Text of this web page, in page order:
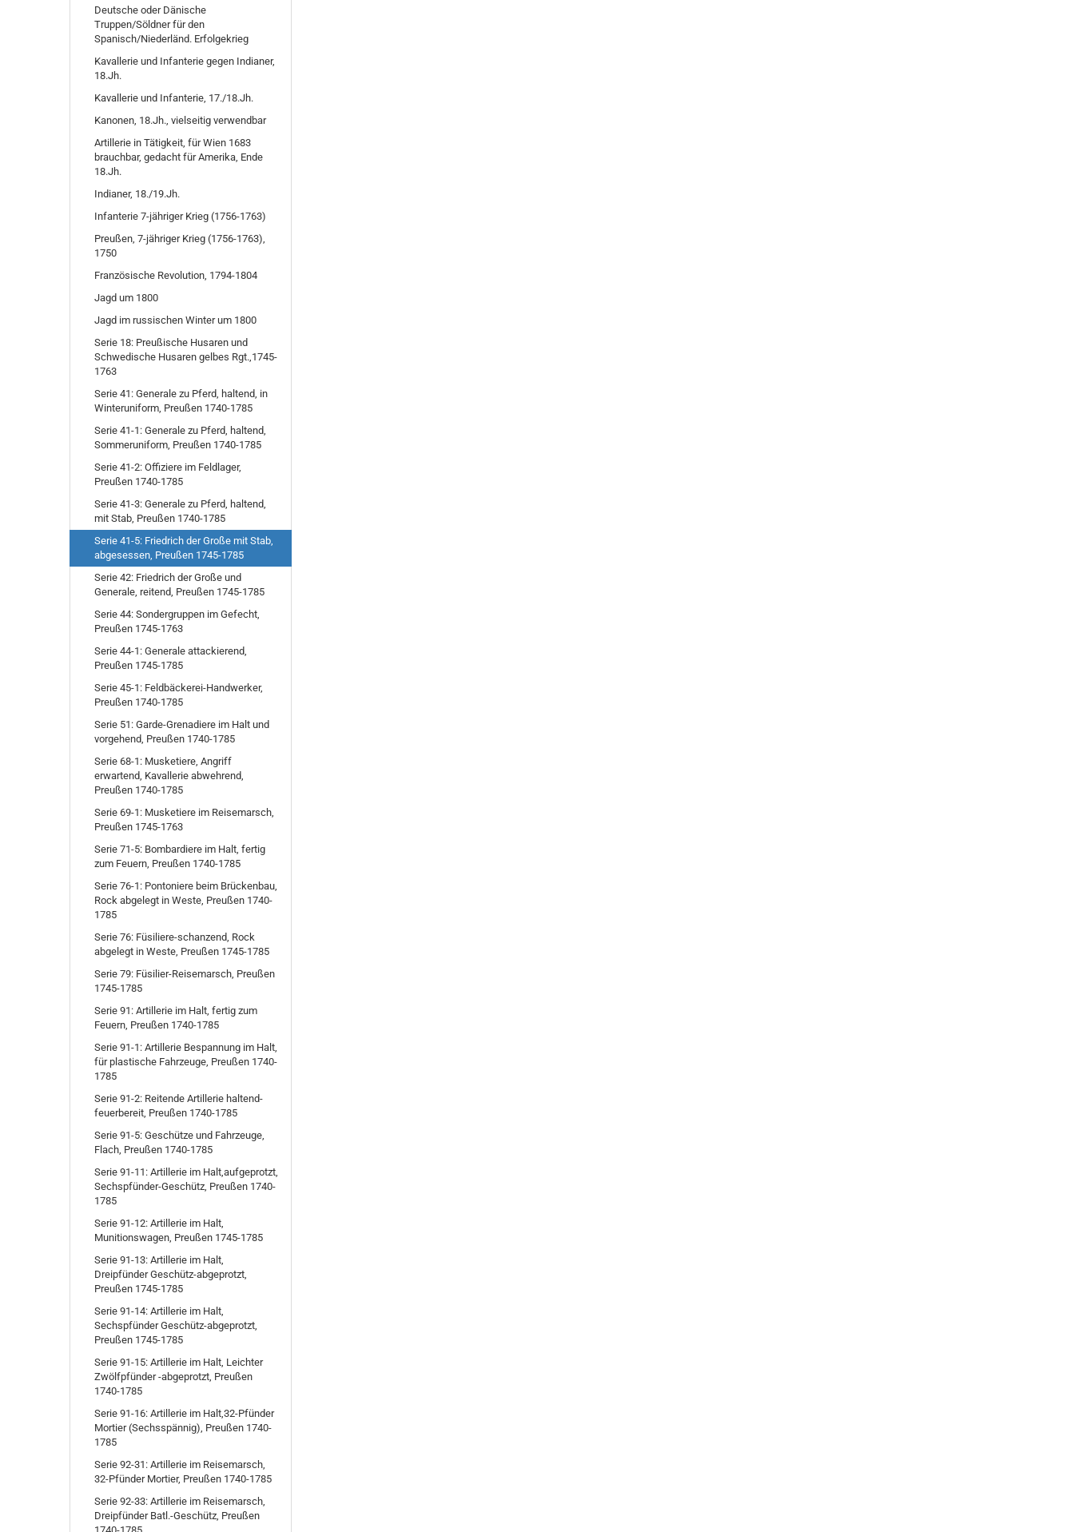
Deutsche oder Dänische
Truppen/Söldner für den
Spanisch/Niederländ. Erfolgekrieg
Kavallerie und Infanterie gegen Indianer,
18.Jh.
Kavallerie und Infanterie, 17./18.Jh.
Kanonen, 18.Jh., vielseitig verwendbar
Artillerie in Tätigkeit, für Wien 1683
brauchbar, gedacht für Amerika, Ende
18.Jh.
Indianer, 18./19.Jh.
Infanterie 7-jähriger Krieg (1756-1763)
Preußen, 7-jähriger Krieg (1756-1763),
1750
Französische Revolution, 1794-1804
Jagd um 1800
Jagd im russischen Winter um 1800
Serie 18: Preußische Husaren und
Schwedische Husaren gelbes Rgt.,1745-
1763
Serie 41: Generale zu Pferd, haltend, in
Winteruniform, Preußen 1740-1785
Serie 41-1: Generale zu Pferd, haltend,
Sommeruniform, Preußen 1740-1785
Serie 41-2: Offiziere im Feldlager,
Preußen 1740-1785
Serie 41-3: Generale zu Pferd, haltend,
mit Stab, Preußen 1740-1785
Serie 41-5: Friedrich der Große mit Stab,
abgesessen, Preußen 1745-1785
Serie 42: Friedrich der Große und
Generale, reitend, Preußen 1745-1785
Serie 44: Sondergruppen im Gefecht,
Preußen 1745-1763
Serie 44-1: Generale attackierend,
Preußen 1745-1785
Serie 45-1: Feldbäckerei-Handwerker,
Preußen 1740-1785
Serie 51: Garde-Grenadiere im Halt und
vorgehend, Preußen 1740-1785
Serie 68-1: Musketiere, Angriff
erwartend, Kavallerie abwehrend,
Preußen 1740-1785
Serie 69-1: Musketiere im Reisemarsch,
Preußen 1745-1763
Serie 71-5: Bombardiere im Halt, fertig
zum Feuern, Preußen 1740-1785
Serie 76-1: Pontoniere beim Brückenbau,
Rock abgelegt in Weste, Preußen 1740-
1785
Serie 76: Füsiliere-schanzend, Rock
abgelegt in Weste, Preußen 1745-1785
Serie 79: Füsilier-Reisemarsch, Preußen
1745-1785
Serie 91: Artillerie im Halt, fertig zum
Feuern, Preußen 1740-1785
Serie 91-1: Artillerie Bespannung im Halt,
für plastische Fahrzeuge, Preußen 1740-
1785
Serie 91-2: Reitende Artillerie haltend-
feuerbereit, Preußen 1740-1785
Serie 91-5: Geschütze und Fahrzeuge,
Flach, Preußen 1740-1785
Serie 91-11: Artillerie im Halt,aufgeprotzt,
Sechspfünder-Geschütz, Preußen 1740-
1785
Serie 91-12: Artillerie im Halt,
Munitionswagen, Preußen 1745-1785
Serie 91-13: Artillerie im Halt,
Dreipfünder Geschütz-abgeprotzt,
Preußen 1745-1785
Serie 91-14: Artillerie im Halt,
Sechspfünder Geschütz-abgeprotzt,
Preußen 1745-1785
Serie 91-15: Artillerie im Halt, Leichter
Zwölfpfünder -abgeprotzt, Preußen
1740-1785
Serie 91-16: Artillerie im Halt,32-Pfünder
Mortier (Sechsspännig), Preußen 1740-
1785
Serie 92-31: Artillerie im Reisemarsch,
32-Pfünder Mortier, Preußen 1740-1785
Serie 92-33: Artillerie im Reisemarsch,
Dreipfünder Batl.-Geschütz, Preußen